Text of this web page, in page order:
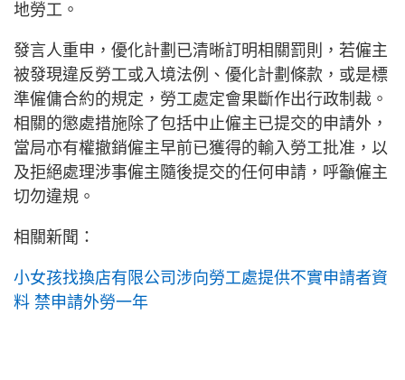
地勞工。
發言人重申，優化計劃已清晰訂明相關罰則，若僱主
被發現違反勞工或入境法例、優化計劃條款，或是標
準僱傭合約的規定，勞工處定會果斷作出行政制裁。
相關的懲處措施除了包括中止僱主已提交的申請外，
當局亦有權撤銷僱主早前已獲得的輸入勞工批准，以
及拒絕處理涉事僱主隨後提交的任何申請，呼籲僱主
切勿違規。
相關新聞：
小女孩找換店有限公司涉向勞工處提供不實申請者資
料 禁申請外勞一年